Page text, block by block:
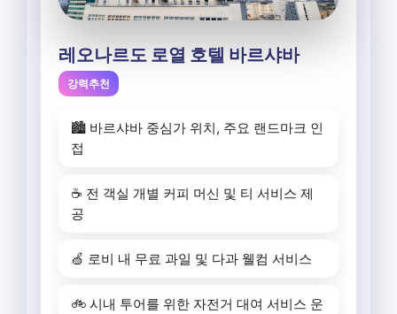
레오나르도 로열 호텔 바르샤바
강력추천
🏙️ 바르샤바 중심가 위치, 주요 랜드마크 인
접
☕ 전 객실 개별 커피 머신 및 티 서비스 제
공
🍏 로비 내 무료 과일 및 다과 웰컴 서비스
🚲 시내 투어를 위한 자전거 대여 서비스 운